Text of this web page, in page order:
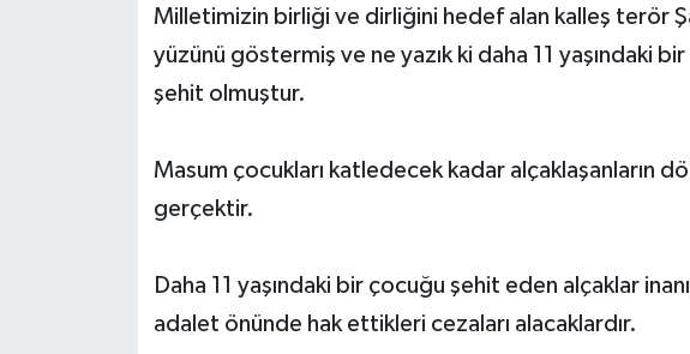
Milletimizin birliği ve dirliğini hedef alan kalleş terör
yüzünü göstermiş ve ne yazık ki daha 11 yaşındaki
şehit olmuştur.
Masum çocukları katledecek kadar alçaklaşanların
gerçektir.
Daha 11 yaşındaki bir çocuğu şehit eden alçaklar
adalet önünde hak ettikleri cezaları alacaklardır.